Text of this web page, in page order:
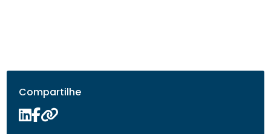
Compartilhe